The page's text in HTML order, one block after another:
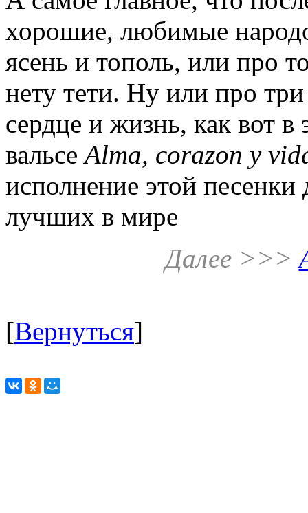
хорошие, любимые
ясень и тополь, или про
нету тети. Ну или про
сердце и жизнь, как вот
вальсеAlma, corazon y
исполнение этой
лучших в мире
Далее >>>
[Вернуться]